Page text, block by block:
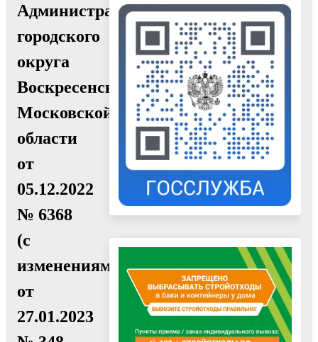
Администрации
городского
округа
Воскресенск
Московской
области
от
05.12.2022
№ 6368
(с
изменениями
от
27.01.2023